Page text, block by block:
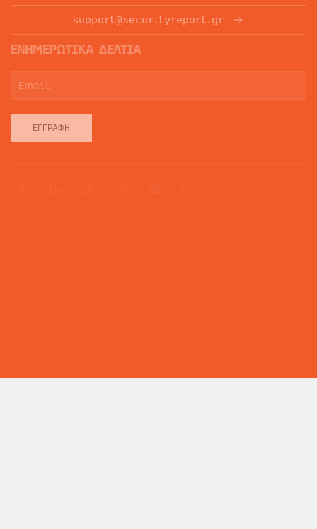
support@securityreport.gr
ΕΝΗΜΕΡΩΤΙΚΑ ΔΕΛΤΙΑ
ΕΓΓΡΑΦΉ